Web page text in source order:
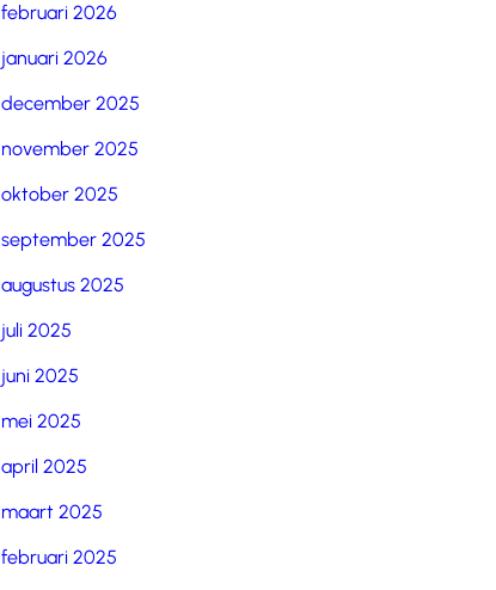
februari 2026
januari 2026
december 2025
november 2025
oktober 2025
september 2025
augustus 2025
juli 2025
juni 2025
mei 2025
april 2025
maart 2025
februari 2025